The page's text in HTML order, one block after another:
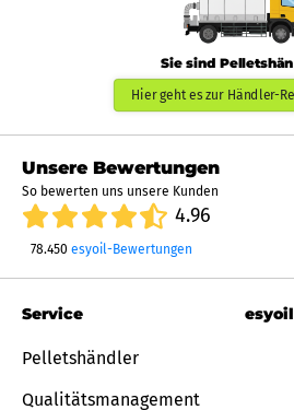
Sie sind
Hier geht es zur Händler-
Unsere Bewertungen
So bewerten uns unsere Kunden
4.96
78.450 esyoil-Bewertungen
Service
Pelletshändler
Qualitätsmanagement
esyoil